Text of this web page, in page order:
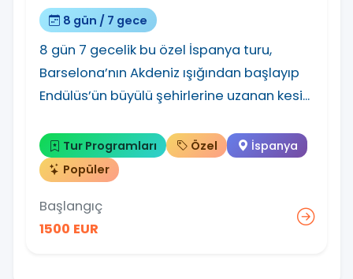
8 gün / 7 gece
8 gün 7 gecelik bu özel İspanya turu,
Barselona’nın Akdeniz ışığından başlayıp
Endülüs’ün büyülü şehirlerine uzanan kesi...
Tur Programları Özel
İspanya
Popüler
Başlangıç
1500 EUR